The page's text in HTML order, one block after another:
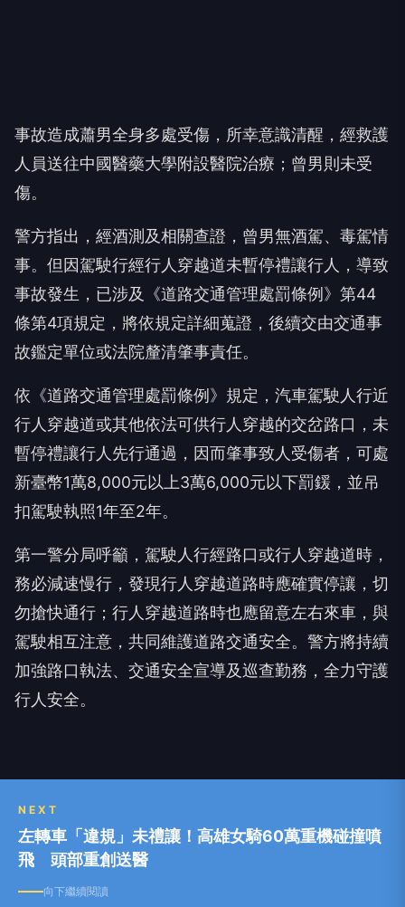
事故造成蕭男全身多處受傷，所幸意識清醒，經救護
人員送往中國醫藥大學附設醫院治療；曾男則未受
傷。
警方指出，經酒測及相關查證，曾男無酒駕、毒駕情
事。但因駕駛行經行人穿越道未暫停禮讓行人，導致
事故發生，已涉及《道路交通管理處罰條例》第44
條第4項規定，將依規定詳細蒐證，後續交由交通事
故鑑定單位或法院釐清肇事責任。
依《道路交通管理處罰條例》規定，汽車駕駛人行近
行人穿越道或其他依法可供行人穿越的交岔路口，未
暫停禮讓行人先行通過，因而肇事致人受傷者，可處
新臺幣1萬8,000元以上3萬6,000元以下罰鍰，並吊
扣駕駛執照1年至2年。
第一警分局呼籲，駕駛人行經路口或行人穿越道時，
務必減速慢行，發現行人穿越道路時應確實停讓，切
勿搶快通行；行人穿越道路時也應留意左右來車，與
駕駛相互注意，共同維護道路交通安全。警方將持續
加強路口執法、交通安全宣導及巡查勤務，全力守護
行人安全。
NEXT
左轉車「違規」未禮讓！高雄女騎60萬重機碰撞噴
飛 頭部重創送醫
向下繼續閱讀